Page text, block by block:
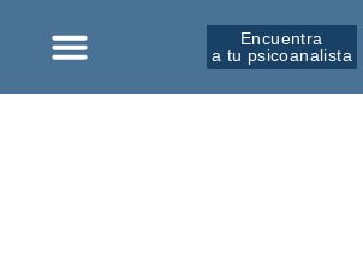
Encuentra
a tu psicoanalista